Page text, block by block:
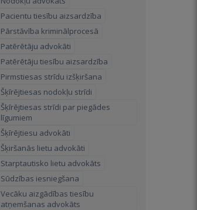
Pacientu tiesību aizsardzība
Pārstāvība kriminālprocesā
Patērētāju advokāti
Patērētāju tiesību aizsardzība
Pirmstiesas strīdu izšķiršana
Šķīrējtiesas nodokļu strīdi
Šķīrējtiesas strīdi par piegādes
līgumiem
Šķīrējtiesu advokāti
Šķiršanās lietu advokāti
Starptautisko lietu advokāts
Sūdzības iesniegšana
Vecāku aizgādības tiesību
atņemšanas advokāts